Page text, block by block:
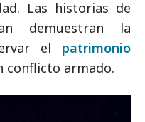
Las historias de
demuestran la
el patrimonio
conflicto armado.